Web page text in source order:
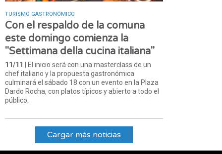
TURISMO GASTRONÓMICO
Con el respaldo de la comuna
este domingo comienza la
"Settimana della cucina italiana"
11/11
| El inicio será con una masterclass de un
chef italiano y la propuesta gastronómica
culminará el sábado 18 con un evento en la Plaza
Dardo Rocha, con platos típicos y abierto a todo el
público.
Cargar más noticias